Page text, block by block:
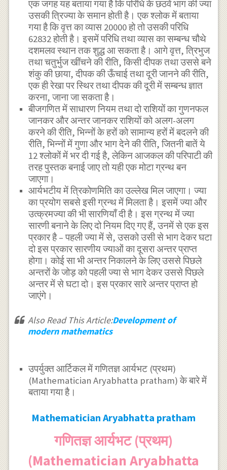
एक जगह यह बताया गया है कि परिधि के छठवें भाग की ज्या
उसकी त्रिज्या के समान होती है। एक श्लोक में बताया
गया है कि वृत्त का व्यास 20000 हो तो उसकी परिधि
62832 होती है। इसमें परिधि तथा व्यास का सम्बन्ध चौथे
दशमलव स्थान तक शुद्ध आ सकता है। आगे वृत्त, त्रिभुज
तथा चतुर्भुज खींचने की रीति, किसी दीपक तथा उससे बने
शंकु की छाया, दीपक की ऊँचाई तथा दूरी जानने की रीति,
एक ही रेखा पर स्थिर तथा दीपक की दूरी में सम्बन्ध ज्ञात
करना, जाना जा सकता है।
बीजगणित में साधारण नियम तथा दो राशियों का गुणनफल
जानकर और अन्तर जानकर राशियों को अलग-अलग
करने की रीति, भिन्नों के हरों को सामान्य हरों में बदलने की
रीति, भिन्नों में गुणा और भाग देने की रीति, जितनी बातें ये
12 श्लोकों में भर दी गई है, लेकिन आजकल की परिपाटी की
तरह पुस्तक बनाई जाए तो यही एक मोटा ग्रन्थ बन
जाएगा।
आर्यभटीय में त्रिकोणमिति का उल्लेख मिल जाएगा। ज्या
का प्रयोग सबसे इसी ग्रन्थ में मिलता है। इसमें ज्या और
उत्क्रमज्या की भी सारणियाँ दी है। इस ग्रन्थ में ज्या
सारणी बनाने के लिए दो नियम दिए गए हैं, उनमें से एक इस
प्रकार है – पहली ज्या में से, उसको उसी से भाग देकर घटा
दो इस प्रकार सारणीय ज्याओं का दूसरा अन्तर प्राप्त
होगा। कोई सा भी अन्तर निकालने के लिए उससे पिछले
अन्तरों के जोड़ को पहली ज्या से भाग देकर उससे पिछले
अन्तर में से घटा दो। इस प्रकार सारे अन्तर प्राप्त हो
जाएंगे।
Also Read This Article:Development of
modern mathematics
उपर्युक्त आर्टिकल में गणितज्ञ आर्यभट (प्रथम)
(Mathematician Aryabhatta pratham) के बारे में
बताया गया है।
Mathematician Aryabhatta pratham
गणितज्ञ आर्यभट (प्रथम)
(Mathematician Aryabhatta